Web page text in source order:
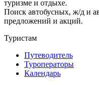
туризме и отдыхе.
Поиск автобусных, ж/д и
предложений и акций.
Туристам
Путеводитель
Туроператоры
Календарь